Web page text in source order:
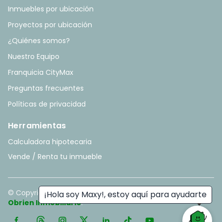
¡Hola soy Maxy!, estoy aquí para ayudarte
Inmuebles por ubicación
Proyectos por ubicación
¿Quiénes somos?
Nuestro Equipo
Franquicia CityMax
Preguntas frecuentes
Políticas de privacidad
Herramientas
Calculadora hipotecaria
Vende / Renta tu inmueble
© Copyright2026. All rights reserved. - Hecho con ❤️ por
Obrien Inmobiliario.